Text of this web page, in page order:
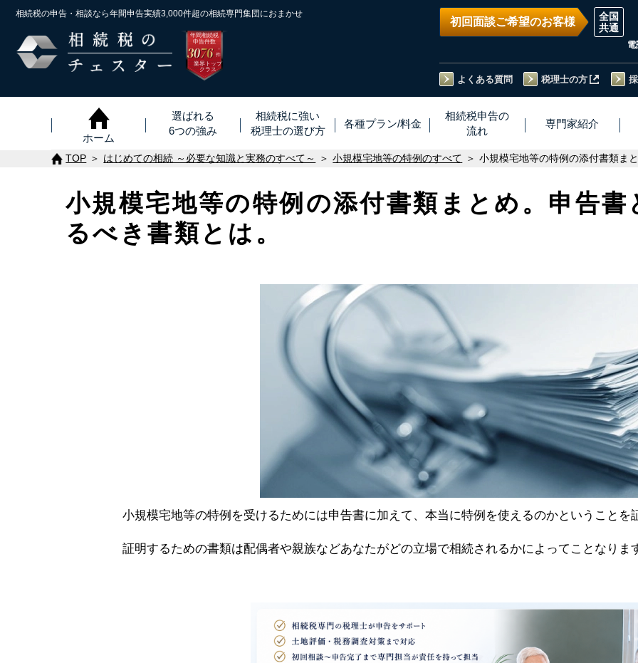
相続税の申告・相談なら年間申告実績3,000件超の相続専門集団におまかせ
年間相続税
申告件数
3076 ※
件
業界トップ
クラス
初回面談ご希望のお客様
よくある質問 税理士の方
ホーム
選ばれる
6つの強み
相続税に強い
税理士の選び方
各種プラン/料金
相続税申告の
流れ
専門家紹介
TOP はじめての相続 ～必要な知識と実務のすべて～ 小規模宅地等の特例のすべて 小規模宅地等の特例の添付書類ま
小規模宅地等の特例の添付書類まとめ。申告
るべき書類とは。
小規模宅地等の特例を受けるためには申告書に加えて、本当に特例を使えるのかということを
証明するための書類は配偶者や親族などあなたがどの立場で相続されるかによってことなりま